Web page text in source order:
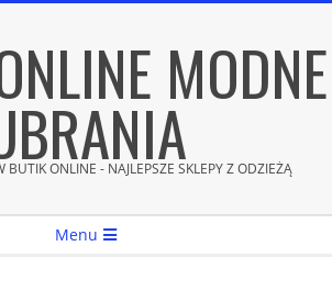
MODNE
ONLINE - NAJLEPSZE SKLEPY Z ODZIEŻĄ
Menu